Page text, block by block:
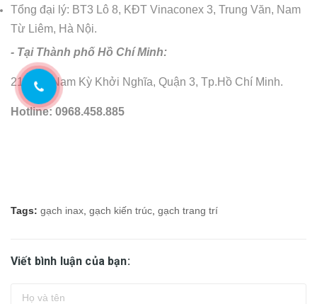
Tổng đại lý: BT3 Lô 8, KĐT Vinaconex 3, Trung Văn, Nam
Từ Liêm, Hà Nội.
- Tại Thành phố Hồ Chí Minh:
218 Bis Nam Kỳ Khởi Nghĩa, Quận 3, Tp.Hồ Chí Minh.
Hotline: 0968.458.885
Tags: gạch inax gạch kiến trúc gạch trang trí
Viết bình luận của bạn: